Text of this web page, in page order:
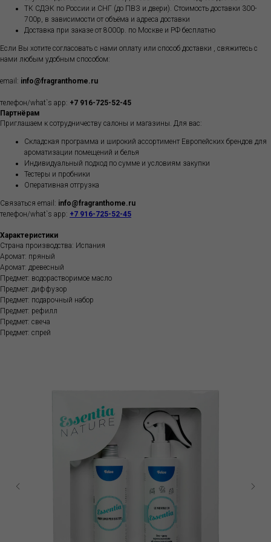
ТК СДЭК по России и СНГ (до ПВЗ и двери). Стоимость доставки 300-
700р, в зависимости от объёма и адреса доставки
Доставка при заказе от 8000р. по Москве и РФ бесплатно
Если Вы хотите согласовать с нами оплату или способ доставки , свяжитесь с
нами любым удобным способом:
email: info@fragranthome.ru
телефон/what`s app: +7 916-725-52-45
Партнёрам
Приглашаем к сотрудничеству салоны и магазины. Для вас:
Складская программа и широкий ассортимент Европейских брендов для
ароматизации помещений и белья
Индивидуальный подход по сумме и условиям закупки
Тестеры и пробники
Оперативная отгрузка
Связаться email: info@fragranthome.ru
телефон/what`s app: +7 916-725-52-45
Характеристики
Страна производства: Испания
Аромат: пряный
Аромат: древесный
Предмет: водорастворимое масло
Предмет: диффузор
Предмет: подарочный набор
Предмет: рефилл
Предмет: свеча
Предмет: спрей